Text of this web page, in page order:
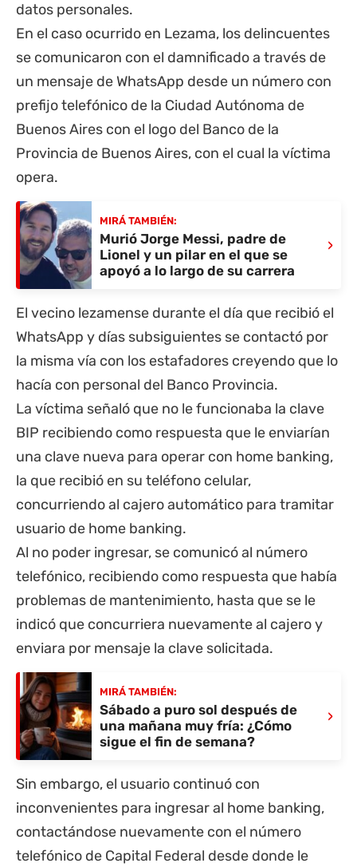
datos personales.
En el caso ocurrido en Lezama, los delincuentes
se comunicaron con el damnificado a través de
un mensaje de WhatsApp desde un número con
prefijo telefónico de la Ciudad Autónoma de
Buenos Aires con el logo del Banco de la
Provincia de Buenos Aires, con el cual la víctima
opera.
MIRÁ TAMBIÉN:
Murió Jorge Messi, padre de
Lionel y un pilar en el que se
apoyó a lo largo de su carrera
›
El vecino lezamense durante el día que recibió el
WhatsApp y días subsiguientes se contactó por
la misma vía con los estafadores creyendo que lo
hacía con personal del Banco Provincia.
La víctima señaló que no le funcionaba la clave
BIP recibiendo como respuesta que le enviarían
una clave nueva para operar con home banking,
la que recibió en su teléfono celular,
concurriendo al cajero automático para tramitar
usuario de home banking.
Al no poder ingresar, se comunicó al número
telefónico, recibiendo como respuesta que había
problemas de mantenimiento, hasta que se le
indicó que concurriera nuevamente al cajero y
enviara por mensaje la clave solicitada.
MIRÁ TAMBIÉN:
Sábado a puro sol después de
una mañana muy fría: ¿Cómo
sigue el fin de semana?
›
Sin embargo, el usuario continuó con
inconvenientes para ingresar al home banking,
contactándose nuevamente con el número
telefónico de Capital Federal desde donde le